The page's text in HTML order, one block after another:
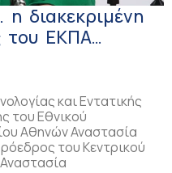
διακεκριμένη
του ΕΚΠΑ
και Εντατικής
του Εθνικού
Αθηνών Αναστασία
του Κεντρικού